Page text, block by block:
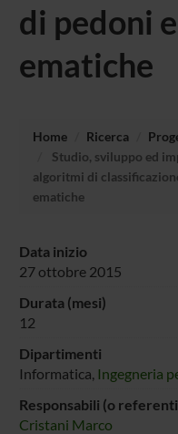
di pedoni
ematiche
Home Ricerca
Studio, sviluppo ed
algoritmi di
ematiche
Data inizio
27 ottobre 2015
Durata (mesi)
12
Dipartimenti
Informatica, Ingegneria
Responsabili (o
Cristani Marco